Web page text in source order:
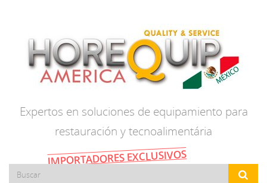
Expertos en soluciones de equipamiento para
restauración y tecnoalimentária
IMPORTADORES EXCLUSIVOS